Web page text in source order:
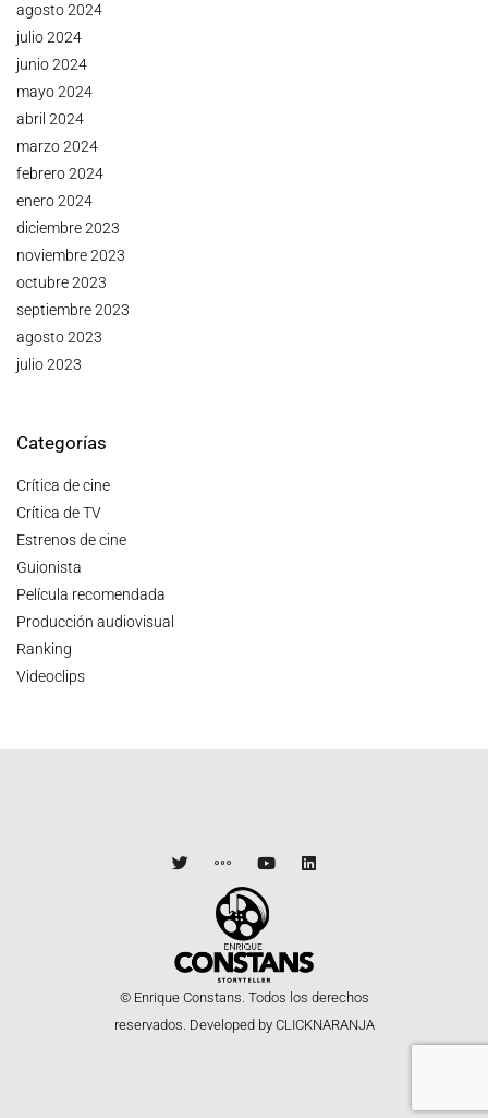
agosto 2024
julio 2024
junio 2024
mayo 2024
abril 2024
marzo 2024
febrero 2024
enero 2024
diciembre 2023
noviembre 2023
octubre 2023
septiembre 2023
agosto 2023
julio 2023
Categorías
Crítica de cine
Crítica de TV
Estrenos de cine
Guionista
Película recomendada
Producción audiovisual
Ranking
Videoclips
© Enrique Constans. Todos los derechos
reservados. Developed by CLICKNARANJA